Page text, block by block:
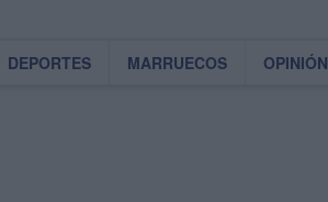
DEPORTES MARRUECOS OPINIÓN